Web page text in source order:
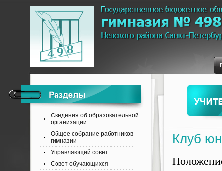
Клуб
Сведения об образовательной
организации
Общее собрание работников
гимназии
Управляющий совет
Совет обучающихся